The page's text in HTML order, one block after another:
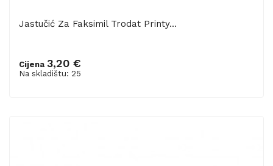
Jastučić Za Faksimil Trodat Printy...
Cijena 3,20 €
Na skladištu: 25
Dodaj u košaricu